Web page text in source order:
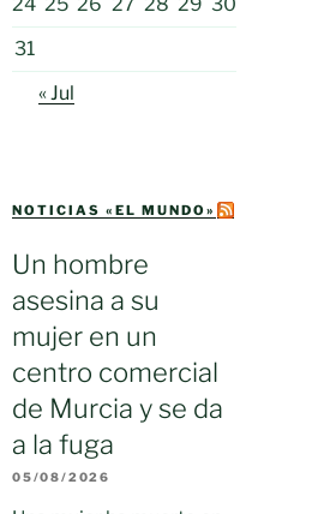
31
« Jul
NOTICIAS «EL MUNDO»
Un hombre
asesina a su
mujer en un
centro comercial
de Murcia y se da
a la fuga
05/08/2026